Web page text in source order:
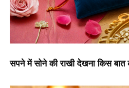
सपने में सोने की राखी देखना किस